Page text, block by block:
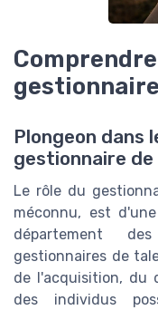
Plongeon dans
gestionnaire
Le rôle du
méconnu, est
département
gestionnaires de
de l'acquisition, du
des individus